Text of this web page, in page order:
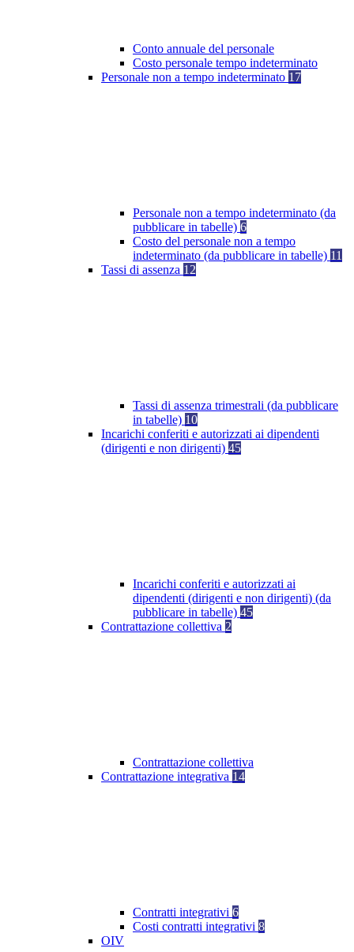
Conto annuale del personale
Costo personale tempo indeterminato
Personale non a tempo indeterminato 17
Personale non a tempo indeterminato (da
pubblicare in tabelle) 6
Costo del personale non a tempo
indeterminato (da pubblicare in tabelle) 11
Tassi di assenza 12
Tassi di assenza trimestrali (da pubblicare
in tabelle) 10
Incarichi conferiti e autorizzati ai dipendenti
(dirigenti e non dirigenti) 45
Incarichi conferiti e autorizzati ai
dipendenti (dirigenti e non dirigenti) (da
pubblicare in tabelle) 45
Contrattazione collettiva 2
Contrattazione collettiva
Contrattazione integrativa 14
Contratti integrativi 6
Costi contratti integrativi 8
OIV